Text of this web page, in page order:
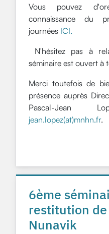
Vous pouvez
connaissance du
journées ICI.
N'hésitez pas à
séminaire est ouvert à
Merci toutefois de
présence auprès
Pascal-
jean.lopez(at)mnhn.fr.
6ème
restitution de
Nunavik